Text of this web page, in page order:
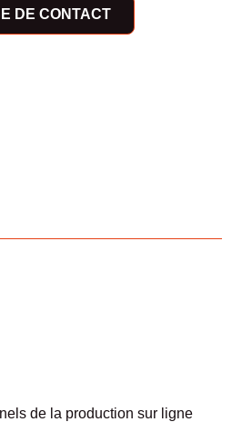
DE CONTACT
de la production sur ligne